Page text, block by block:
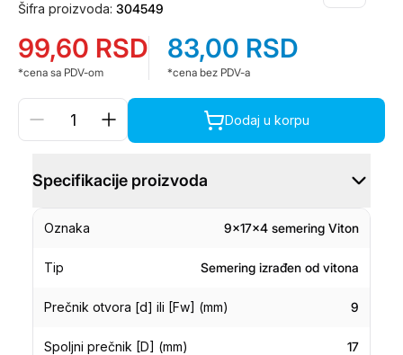
Šifra proizvoda: 304549
99,60 RSD
*cena sa PDV-om
83,00 RSD
*cena bez PDV-a
Dodaj u korpu
Specifikacije proizvoda
Oznaka 9x17x4 semering Viton
Tip Semering izrađen od vitona
Prečnik otvora [d] ili [Fw] (mm) 9
Spoljni prečnik [D] (mm) 17